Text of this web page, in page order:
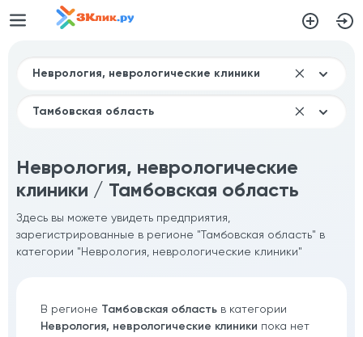
Неврология, неврологические
клиники / Тамбовская область
Здесь вы можете увидеть предприятия,
зарегистрированные в регионе "Тамбовская область" в
категории "Неврология, неврологические клиники"
В регионе Тамбовская область в категории
Неврология, неврологические клиники пока нет